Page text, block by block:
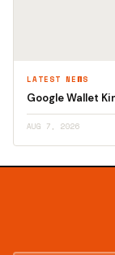
LATEST NEWS
Google Wallet
AUG 7, 2026